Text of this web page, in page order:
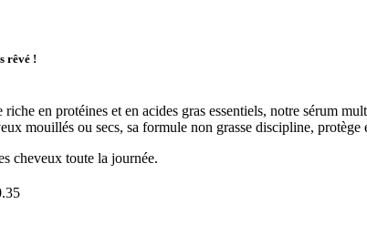
rêvé !
en protéines et en acides gras essentiels, notre sérum
mouillés ou secs, sa formule non grasse discipline,
cheveux toute la journée.